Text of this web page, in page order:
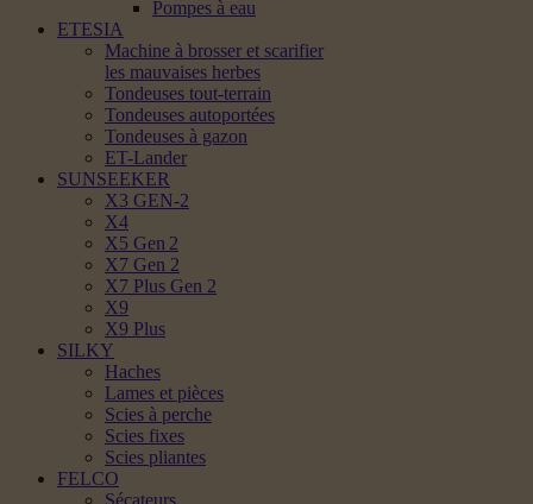
Pompes à eau
ETESIA
Machine à brosser et scarifier
les mauvaises herbes
Tondeuses tout-terrain
Tondeuses autoportées
Tondeuses à gazon
ET-Lander
SUNSEEKER
X3 GEN-2
X4
X5 Gen 2
X7 Gen 2
X7 Plus Gen 2
X9
X9 Plus
SILKY
Haches
Lames et pièces
Scies à perche
Scies fixes
Scies pliantes
FELCO
Sécateurs